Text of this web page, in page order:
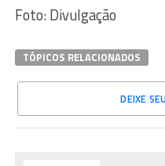
Foto: Divulgação
TÓPICOS RELACIONADOS
DEIXE